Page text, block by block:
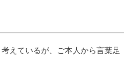
えているが、ご本人から言葉足